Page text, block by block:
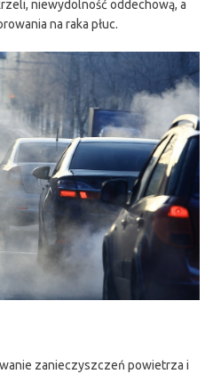
niewydolność oddechową, a
na raka płuc.
zanieczyszczeń powietrza i